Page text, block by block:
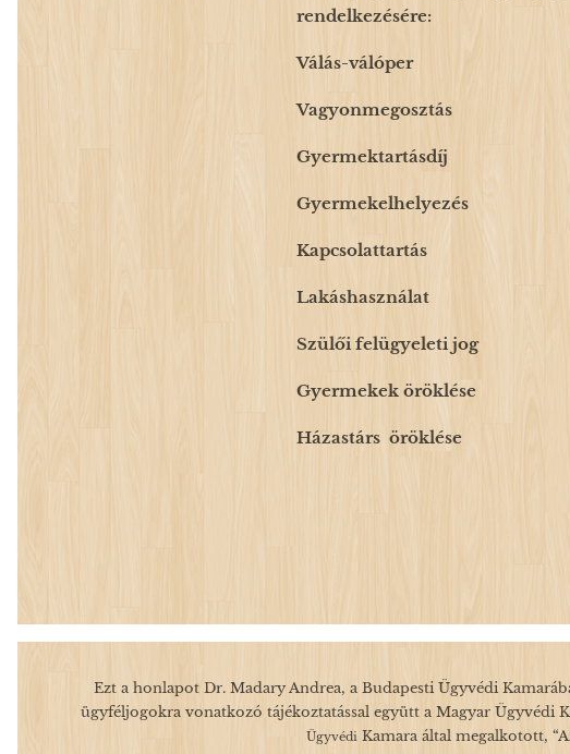
rendelkezésére:
Válás-válóper
Vagyonmegosztás
Gyermektartásdíj
Gyermekelhelyezés
Kapcsolattartás
Lakáshasználat
Szülői felügyeleti jog
Gyermekek öröklése
Házastárs öröklése
Ezt a honlapot Dr. Madary Andrea, a Budapesti Ügyvédi
ügyféljogokra vonatkozó tájékoztatással együtt a Magyar Ügyvédi
Ügyvédi Kamara által megalkotott,